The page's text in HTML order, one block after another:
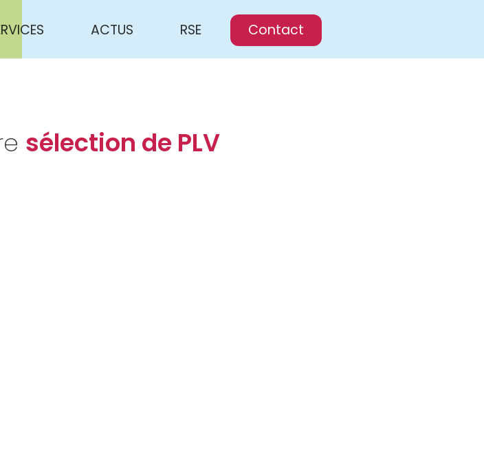
ACTUS RSE Contact
sélection de PLV